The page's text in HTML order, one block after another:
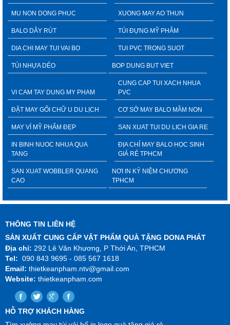
MU NON DONG PHUC XUONG MAY AO THUN
BALO DÂY RÚT TÚI ĐỰNG MỸ PHẨM
DIA CHI MAY TUI VAI BO TUI PVC TRONG SUOT
TÚI NHỰA DẺO BOP DUNG BUT VIET
VI CAM TAY DUNG MY PHAM
CUNG CAP TUI XACH NHUA
PVC
ĐẶT MAY GỐI CHỮ U DU LỊCH CƠ SỞ MAY BALO MẦM NON
MAY VÍ MỸ PHẨM ĐẸP SAN XUAT TUI DU LICH GIA RE
IN BINH NUOC NHUA QUA
TANG
ĐỊA CHỈ MAY BALO HỌC SINH
GIÁ RẺ TPHCM
SAN XUAT WOBBLER QUANG
CAO
NƠI IN KỶ NIỆM CHƯƠNG
TPHCM
THÔNG TIN LIÊN HỆ
SẢN XUẤT CUNG CẤP VẬT PHẨM QUÀ TẶNG DONA PHÁT
Địa chỉ: 292 Lê Văn Khương, P Thới An, TPHCM
Tel: 090 843 9695 - 085 567 1618
Email: thietkeanpham.ntv@gmail.com
Website: thietkeanpham.com
HỖ TRỢ KHÁCH HÀNG